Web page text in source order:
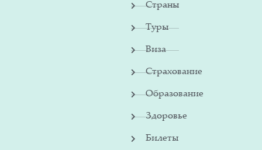
Страны
Туры
Виза
Страхование
Образование
Здоровье
Билеты